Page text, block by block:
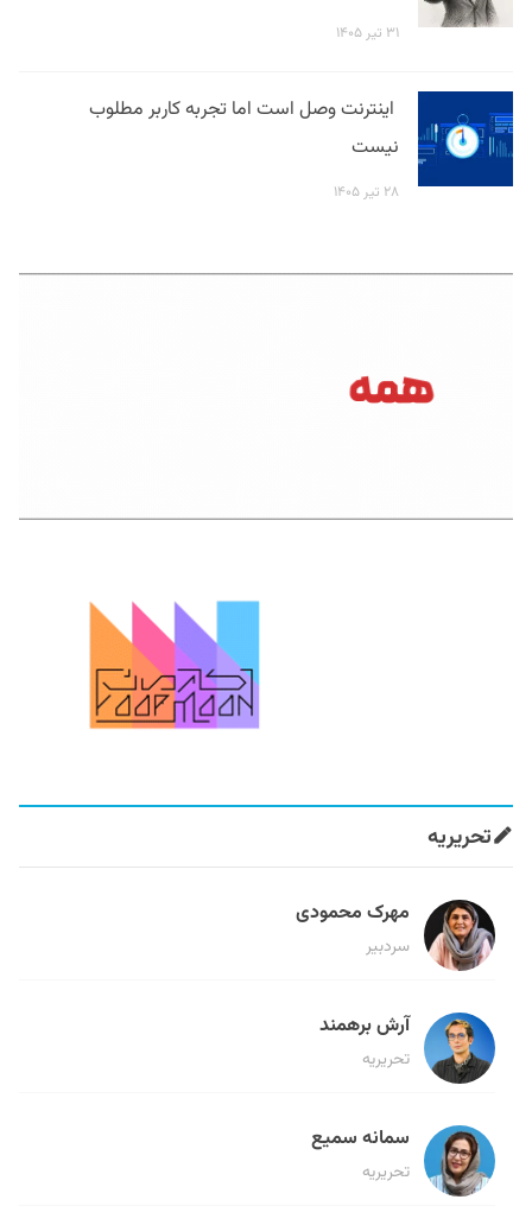
۳۱ تیر ۱۴۰۵
اینترنت وصل است اما تجربه کاربر مطلوب
نیست
۲۸ تیر ۱۴۰۵
تحریریه
مهرک محمودی
سردبیر
آرش برهمند
تحریریه
سمانه سمیع
تحریریه